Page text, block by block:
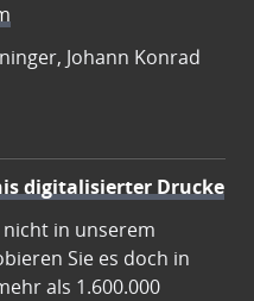
Johann Konrad
digitalisierter Drucke
in unserem
Sie es doch in
als 1.600.000